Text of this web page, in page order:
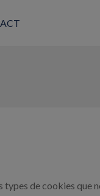
de cookies que